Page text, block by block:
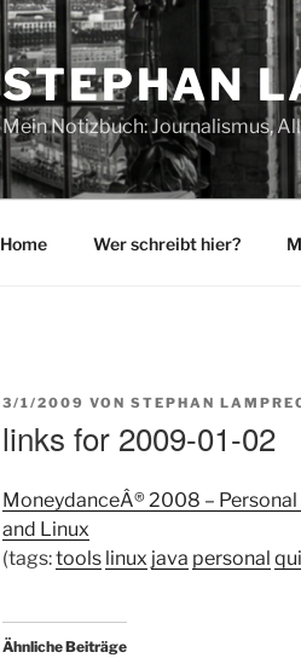
STEPHAN
Mein Notizbuch: Journalismus,
Home Wer schreibt hier?
VERÖFFENTLICHT
3/1/2009 VON STEPHAN
links for 2009-01-02
MoneydanceÂ® 2008 –
and Linux
(tags:tools linux java personal
Ähnliche Beiträge